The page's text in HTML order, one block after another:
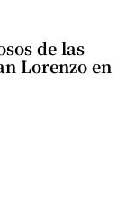
de las
Lorenzo en